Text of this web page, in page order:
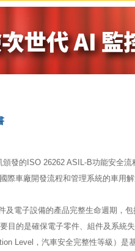
發的ISO 26262 ASIL-B功能安全
車廠開發流程和管理系統的車用解
電子設備的產品完整生命週期，
目的是確保電子零件、組件及系統
Level，汽車安全完整性等級）是